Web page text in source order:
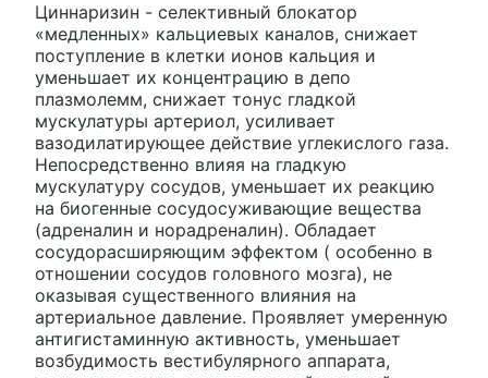
Циннаризин - селективный блокатор
«медленных» кальциевых каналов, снижает
поступление в клетки ионов кальция и
уменьшает их концентрацию в депо
плазмолемм, снижает тонус гладкой
мускулатуры артериол, усиливает
вазодилатирующее действие углекислого газа.
Непосредственно влияя на гладкую
мускулатуру сосудов, уменьшает их реакцию
на биогенные сосудосуживающие вещества
(адреналин и норадреналин). Обладает
сосудорасширяющим эффектом ( особенно в
отношении сосудов головного мозга), не
оказывая существенного влияния на
артериальное давление. Проявляет умеренную
антигистаминную активность, уменьшает
возбудимость вестибулярного аппарата,